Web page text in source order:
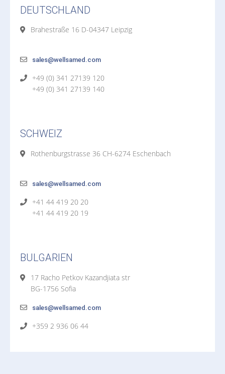
DEUTSCHLAND
Brahestraße 16 D-04347 Leipzig
sales@wellsamed.com
+49 (0) 341 27139 120
+49 (0) 341 27139 140
SCHWEIZ
Rothenburgstrasse 36 CH-6274 Eschenbach
sales@wellsamed.com
+41 44 419 20 20
+41 44 419 20 19
BULGARIEN
17 Racho Petkov Kazandjiata str
BG-1756 Sofia
sales@wellsamed.com
+359 2 936 06 44